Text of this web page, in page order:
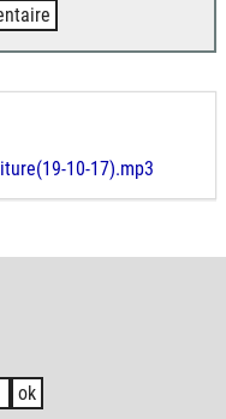
10-17).mp3
ok